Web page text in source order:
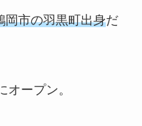
岡市の羽黒町出身だ
オープン。